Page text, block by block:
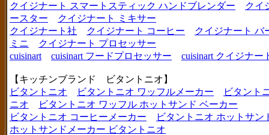
クイジナート スマートスティック ハンドブレンダー
クイ
ースター
クイジナート ミキサー
クイジナート社
クイジナート コーヒー
クイジナート バ
ミニ
クイジナート プロセッサー
cuisinart
cuisinart フードプロセッサー cuisinart クイジナー
【キッチンブランド ビタントニオ】
ビタントニオ
ビタントニオ ワッフルメーカー
ビタント
ニオ
ビタントニオ ワッフル ホットサンド ベーカー
ビタントニオ コーヒーメーカー
ビタントニオ ホットサン
ホットサンドメーカー ビタントニオ